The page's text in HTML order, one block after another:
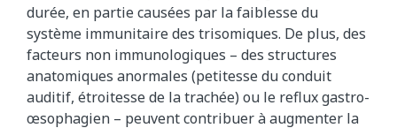
durée, en partie causées par la faiblesse du
système immunitaire des trisomiques. De plus, des
facteurs non immunologiques – des structures
anatomiques anormales (petitesse du conduit
auditif, étroitesse de la trachée) ou le reflux gastro-
œsophagien – peuvent contribuer à augmenter la